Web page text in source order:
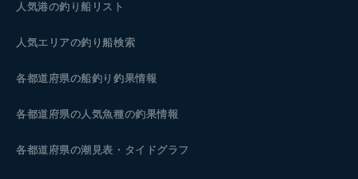
人気港の釣り船リスト
人気エリアの釣り船検索
各都道府県の船釣り釣果情報
各都道府県の人気魚種の釣果情報
各都道府県の潮見表 ・タイドグラフ